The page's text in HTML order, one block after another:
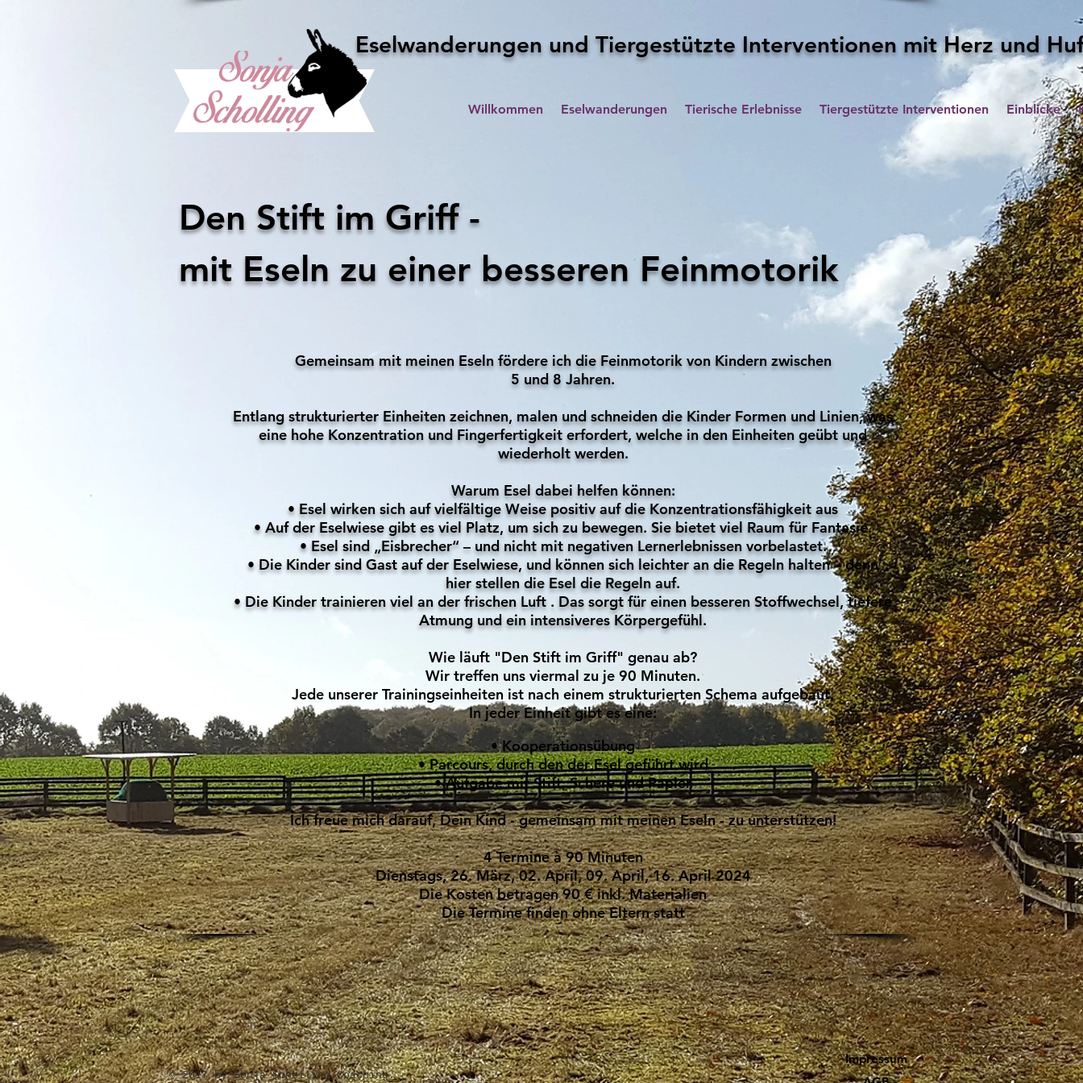
Willkommen Eselwanderungen Tierische Erlebnisse Tiergestützte Interventionen Einblicke
Eselwanderungen und Tiergestützte Interventionen mit Herz und
Den Stift im Griff -
mit Eseln zu einer besseren Feinmotorik
Gemeinsam mit meinen Eseln fördere ich die Feinmotorik von Kindern zwischen
5 und 8 Jahren.
Entlang strukturierter Einheiten zeichnen, malen und schneiden die Kinder Formen und Linien, was
eine hohe Konzentration und Fingerfertigkeit erfordert, welche in den Einheiten geübt und
wiederholt werden.
Warum Esel dabei helfen können:
• Esel wirken sich auf vielfältige Weise positiv auf die Konzentrationsfähigkeit aus
• Auf der Eselwiese gibt es viel Platz, um sich zu bewegen. Sie bietet viel Raum für Fantasie.
• Esel sind „Eisbrecher“ – und nicht mit negativen Lernerlebnissen vorbelastet.
• Die Kinder sind Gast auf der Eselwiese, und können sich leichter an die Regeln halten – denn
hier stellen die Esel die Regeln auf.
• Die Kinder trainieren viel an der frischen Luft . Das sorgt für einen besseren Stoffwechsel, tiefere
Atmung und ein intensiveres Körpergefühl.
Wie läuft "Den Stift im Griff" genau ab?
Wir treffen uns viermal zu je 90 Minuten.
Jede unserer Trainingseinheiten ist nach einem strukturierten Schema aufgebaut.
In jeder Einheit gibt es eine:
• Kooperationsübung
• Parcours, durch den der Esel geführt wird
• Aufgabe mit Stift, Schere und Papier
Ich freue mich darauf, Dein Kind - gemeinsam mit meinen Eseln - zu unterstützen!
4 Termine à 90 Minuten
Dienstags, 26. März, 02. April, 09. April, 16. April 2024
Die Kosten betragen 90 € inkl. Materialien
Die Termine finden ohne Eltern statt
Impressum
​© 2017 by Sonja Scholling Coaching.